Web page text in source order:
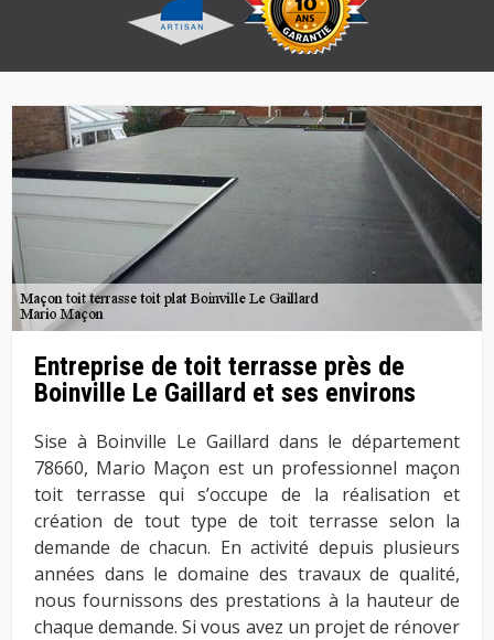
Entreprise de toit terrasse près de
Boinville Le Gaillard et ses environs
Sise à Boinville Le Gaillard dans le département
78660, Mario Maçon est un professionnel maçon
toit terrasse qui s’occupe de la réalisation et
création de tout type de toit terrasse selon la
demande de chacun. En activité depuis plusieurs
années dans le domaine des travaux de qualité,
nous fournissons des prestations à la hauteur de
chaque demande. Si vous avez un projet de rénover